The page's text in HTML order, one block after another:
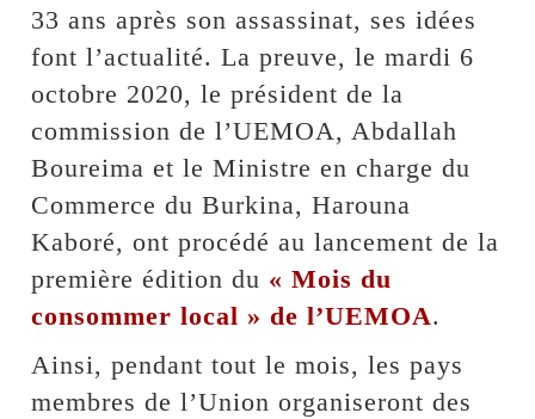
33 ans après son assassinat, ses idées
font l’actualité. La preuve, le mardi 6
octobre 2020, le président de la
commission de l’UEMOA, Abdallah
Boureima et le Ministre en charge du
Commerce du Burkina, Harouna
Kaboré, ont procédé au lancement de la
première édition du « Mois du
consommer local » de l’UEMOA.
Ainsi, pendant tout le mois, les pays
membres de l’Union organiseront des